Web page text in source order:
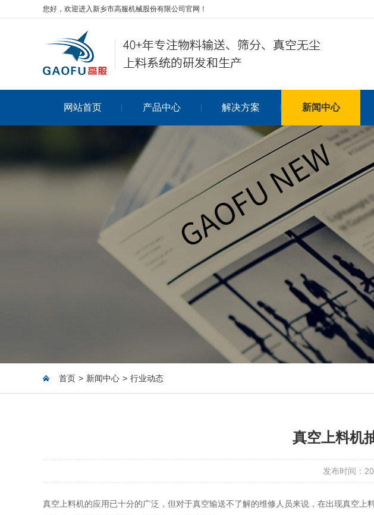
您好，欢迎进入新乡市高服机械股份有限公司官网！
网站首页 产品中心 解决方案 新闻中心
首页 > 新闻中心 > 行业动态
真空上料机
发布时间：
真空上料机的应用已十分的广泛，但对于真空输送不了解的维修人员来说，在出现真空上